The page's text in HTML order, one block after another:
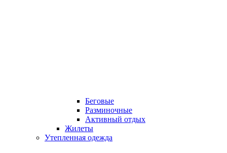
Беговые
Разминочные
Активный отдых
Жилеты
Утепленная одежда